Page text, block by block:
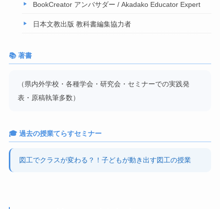
BookCreator アンバサダー / Akadako Educator Expert
日本文教出版 教科書編集協力者
📚 著書
（県内外学校・各種学会・研究会・セミナーでの実践発
表・原稿執筆多数）
🎓 過去の授業てらすセミナー
図工でクラスが変わる？！子どもが動き出す図工の授業